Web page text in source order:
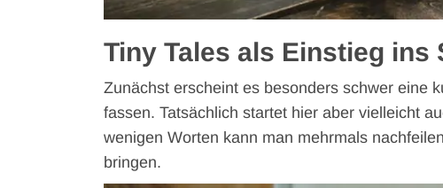
Tiny Tales als Einstieg ins
Zunächst erscheint es besonders schwer eine
fassen. Tatsächlich startet hier aber vielleicht
wenigen Worten kann man mehrmals
bringen.